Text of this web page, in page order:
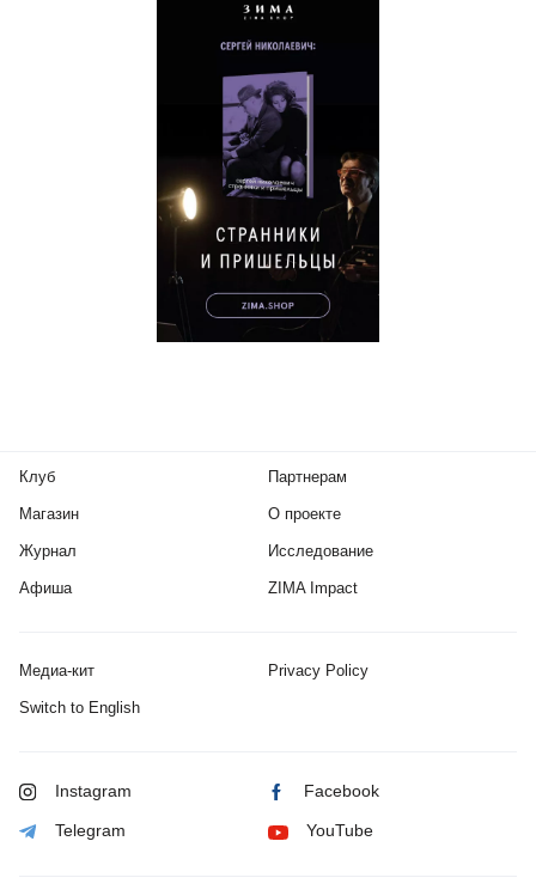
Клуб
Магазин
Журнал
Афиша
Партнерам
О проекте
Исследование
ZIMA Impact
Медиа-кит Privacy Policy
Switch to English
Instagram Facebook
Telegram YouTube